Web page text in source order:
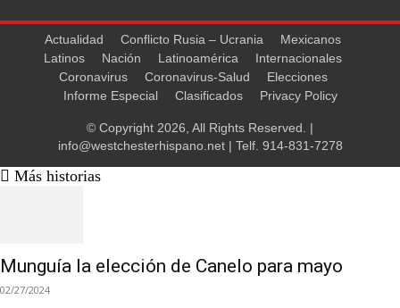
Actualidad Conflicto Rusia – Ucrania
Mexicanos
Latinos
Nación Latinoamérica
Internacionales
Coronavirus
Coronavirus-Salud
Elecciones
Informe Especial
Clasificados Privacy Policy
© Copyright 2026, All Rights Reserved. |
info@westchesterhispano.net| Telf. 914-831-7278
Más historias
Munguía la elección de Canelo para mayo
02/27/2024